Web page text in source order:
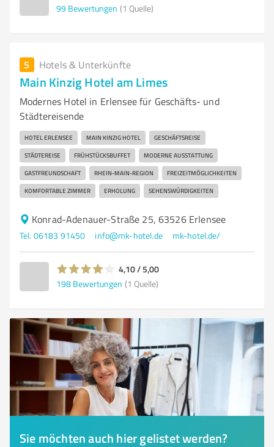
99 Bewertungen (1 Quelle)
5 Hotels & Unterkünfte
Main Kinzig Hotel am Limes
Modernes Hotel in Erlensee für Geschäfts- und
Städtereisende
HOTEL ERLENSEE MAIN KINZIG HOTEL GESCHÄFTSREISE
STÄDTEREISE FRÜHSTÜCKSBUFFET MODERNE AUSSTATTUNG
GASTFREUNDSCHAFT RHEIN-MAIN-REGION FREIZEITMÖGLICHKEITEN
KOMFORTABLE ZIMMER ERHOLUNG SEHENSWÜRDIGKEITEN
Konrad-Adenauer-Straße 25, 63526 Erlensee
Tel. 06183 91450 info@mk-hotel.de mk-hotel.de/
4,10 / 5,00
198 Bewertungen (1 Quelle)
Sie möchten auch hier gelistet werden?